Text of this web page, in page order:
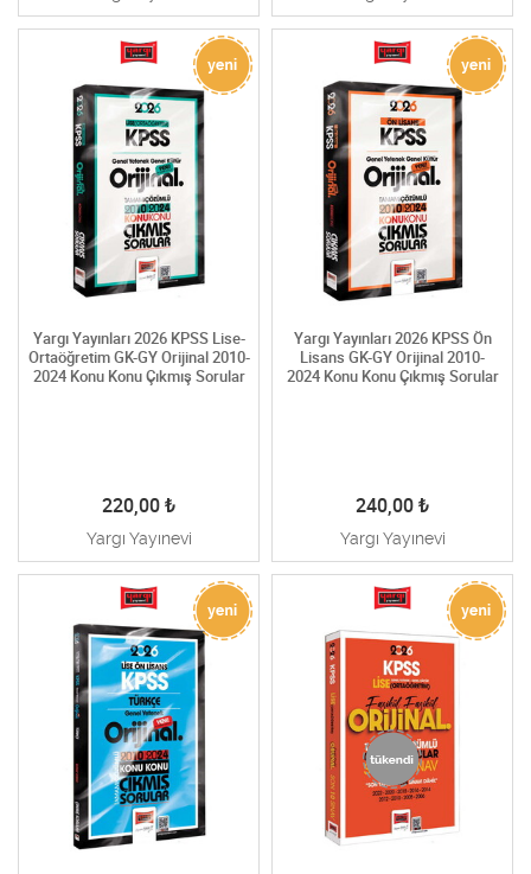
Yargı Yayınları 2026 KPSS Lise-
Ortaöğretim GK-GY Orijinal 2010-
2024 Konu Konu Çıkmış Sorular
220,00 ₺
Yargı Yayınevi
Yargı Yayınları 2026 KPSS Ön
Lisans GK-GY Orijinal 2010-
2024 Konu Konu Çıkmış Sorular
240,00 ₺
Yargı Yayınevi